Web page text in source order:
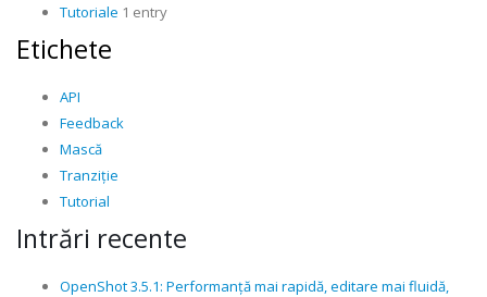
Tutoriale 1 entry
Etichete
API
Feedback
Mască
Tranziție
Tutorial
Intrări recente
OpenShot 3.5.1: Performanță mai rapidă, editare mai fluidă,